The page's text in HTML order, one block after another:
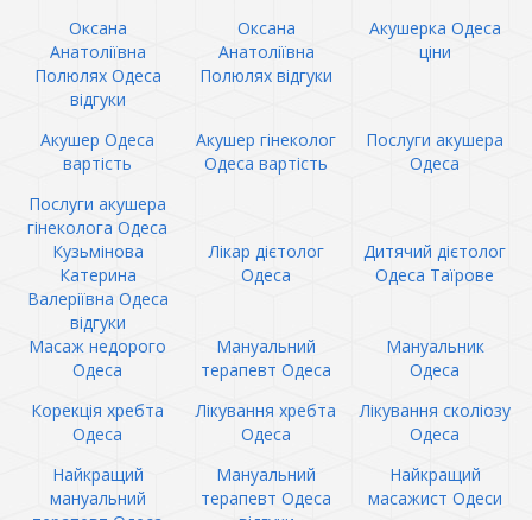
Оксана
Анатоліївна
Полюлях Одеса
відгуки
Оксана
Анатоліївна
Полюлях відгуки
Акушерка Одеса
ціни
Акушер Одеса
вартість
Акушер гінеколог
Одеса вартість
Послуги акушера
Одеса
Послуги акушера
гінеколога Одеса
Кузьмінова
Катерина
Валеріївна Одеса
відгуки
Лікар дієтолог
Одеса
Дитячий дієтолог
Одеса Таїрове
Масаж недорого
Одеса
Мануальний
терапевт Одеса
Мануальник
Одеса
Корекція хребта
Одеса
Лікування хребта
Одеса
Лікування сколіозу
Одеса
Найкращий
мануальний
Мануальний
терапевт Одеса
Найкращий
масажист Одеси